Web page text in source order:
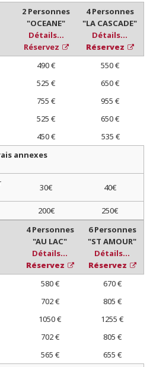
2 Personnes
"OCEANE"
Détails...
Réservez
4 Personnes
"LA CASCADE"
Détails...
Réservez
490 €
550 €
525 €
650 €
755 €
955 €
525 €
650 €
450 €
535 €
annexes
30€ 40€
200€ 250€
4 Personnes
"AU LAC"
Détails...
Réservez
6 Personnes
"ST AMOUR"
Détails...
Réservez
580 €
670 €
702 €
805 €
1050 €
1255 €
702 €
805 €
565 €
655 €